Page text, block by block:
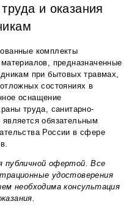
и оказания
комплекты
предназначенные
при бытовых травмах,
состояниях в
оснащение
труда, санитарно-
обязательным
России в сфере
публичной офертой. Все
удостоверения
необходима консультация